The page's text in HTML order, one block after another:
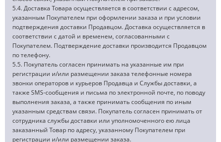
5.4. Доставка Товара осуществляется в соответствии с адресом,
указанным Покупателем при оформлении заказа и при условии
подтверждения доставки Продавцом. Доставка осуществляется в
соответствии с датой и временем, согласованными с
Покупателем. Подтверждение доставки производится Продавцом
по телефону.
5.5. Покупатель согласен принимать на указанные им при
регистрации и/или размещении заказа телефонные номера
звонки операторов и курьеров Продавца и Службы доставки, а
также SMS-сообщения и письма по электронной почте, по поводу
выполнения заказа, а также принимать сообщения по иным
указанным средствам связи. Покупатель согласен принимать от
сотрудника службы доставки или уполномоченного ею лица
заказанный Товар по адресу, указанному Покупателем при
регистрации и/или размещении заказа.